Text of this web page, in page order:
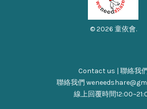
© 2026 童依會.
Contact us | 聯絡我
聯絡我們
線上回覆時間